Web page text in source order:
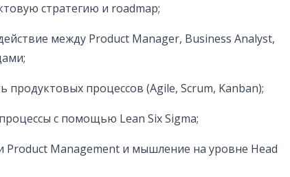
стратегию и roadmap;
между Product Manager, Business Analyst,
продуктовых процессов (Agile, Scrum, Kanban);
с помощью Lean Six Sigma;
Management и мышление на уровне Head